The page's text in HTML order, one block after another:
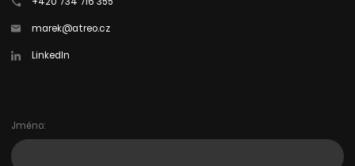
marek@atreo.cz
LinkedIn
Jméno: